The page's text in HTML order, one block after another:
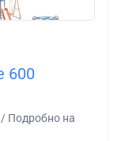
600
Подробно на